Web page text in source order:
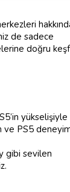
de sadece
doğru
yükselişiyle
ve PS5
gibi sevilen